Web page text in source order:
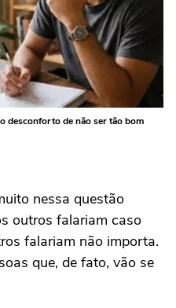
desconforto de não ser tão bom
nessa questão
outros falariam caso
falariam não importa.
que, de fato, vão se